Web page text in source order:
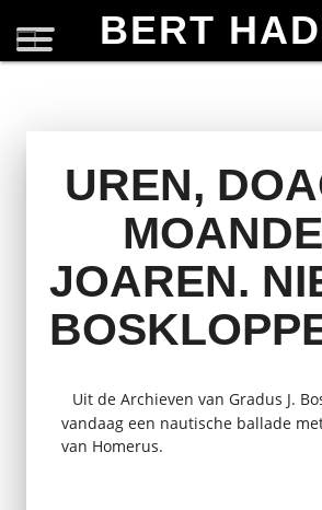
BERT
UREN,
JOAREN.
Uit de Archieven van Gradus J.
vandaag een nautische ballade
van Homerus.